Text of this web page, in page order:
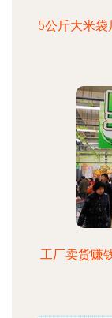
5公斤大米
工厂卖货赚